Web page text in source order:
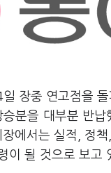
장중 연고점을
분을 대부분 반
에서는 실적, 정
이 될 것으로 보고